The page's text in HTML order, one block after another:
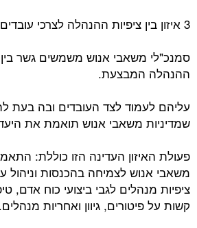
3 איזון בין ציפיות ההנהלה לצרכי ​​עובדים:
סמנכ"לי משאבי אנוש משמשים גשר בין
ההנהלה המבצעת.
עליהם לעמוד לצד העובדים ובה בעת
שמדיניות משאבי אנוש תואמת את
פעולת האיזון העדינה הזו כוללת:
משאבי אנוש לצמיחה בהכנסות וניהול
ציפיות מנהלים לגבי ביצועי כוח אדם,
קשות על פיטורים, גיוון ואחריות מנהלים.